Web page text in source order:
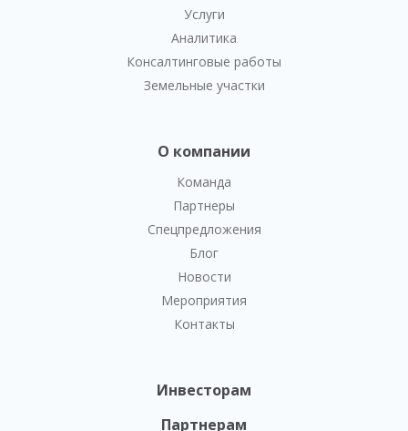
Услуги
Аналитика
Консалтинговые работы
Земельные участки
О компании
Команда
Партнеры
Спецпредложения
Блог
Новости
Мероприятия
Контакты
Инвесторам
Партнерам